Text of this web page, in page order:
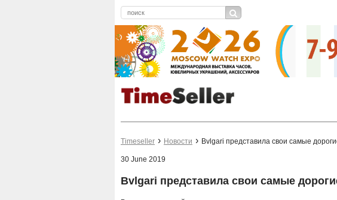
Timeseller Новости Bvlgari представила свои самые
30 June 2019
Bvlgari представила свои самые